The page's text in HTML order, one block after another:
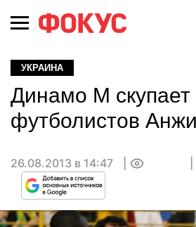
УКРАИНА
Динамо М скупает
футболистов
26.08.2013 в 14:47